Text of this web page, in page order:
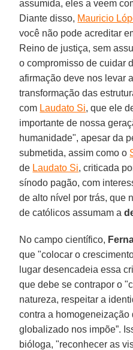
assumida, eles a veem
Diante disso, Mauricio
você não pode acreditar
Reino de justiça, sem
o compromisso de cuidar
afirmação deve nos levar
transformação das
com Laudato Si, que ele
importante de nossa
humanidade", apesar da
submetida, assim como o
de Laudato Si, criticada
sínodo pagão, com
de alto nível por trás, que
de católicos assumam a
No campo científico,
que "colocar o
lugar desencadeia essa
que debe se contrapor o
natureza, respeitar a
contra a homogeneização
globalizado nos impõe”.
bióloga, "reconhecer as